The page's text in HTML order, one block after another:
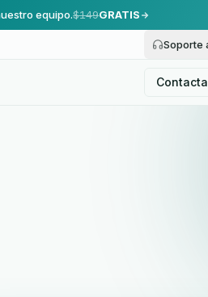
equipo.$149GRATIS
Soporte